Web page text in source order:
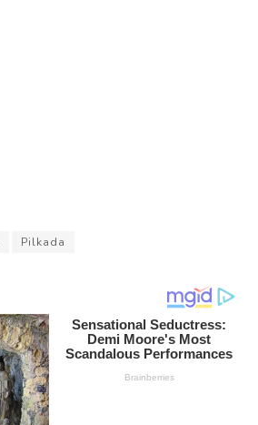
Pilkada